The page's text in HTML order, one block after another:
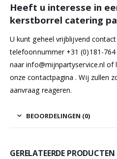
Heeft u interesse in
kerstborrel catering
U kunt geheel vrijblijvend
telefoonnummer +31 (0)181-
naarinfo@mijnpartyservice.nl of
onzecontactpagina . Wij zullen
aanvraag reageren.
BEOORDELINGEN (0)
GERELATEERDE PRODUCTEN